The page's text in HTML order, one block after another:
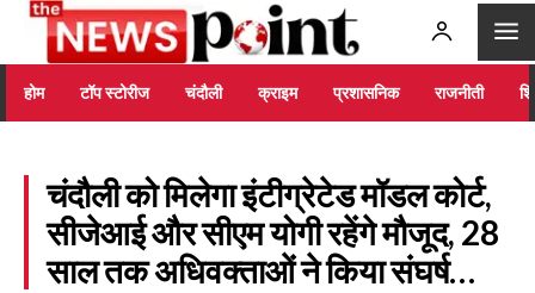
होम टॉप स्टोरीज चंदौली क्राइम प्रशासनिक राजनीती
चंदौली को मिलेगा इंटीग्रेटेड मॉडल कोर्ट,
सीजेआई और सीएम योगी रहेंगे मौजूद, 28
साल तक अधिवक्ताओं ने किया संघर्ष…